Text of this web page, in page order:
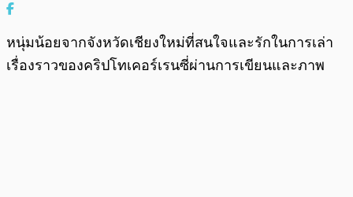
หนุ่มน้อยจากจังหวัดเชียงใหม่ที่สนใจและรักในการเล่า
เรื่องราวของคริปโทเคอร์เรนซี่ผ่านการเขียนและภาพ